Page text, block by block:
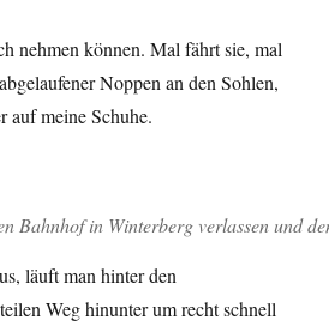
nehmen können. Mal fährt sie, mal
Noppen an den Sohlen,
auf meine Schuhe.
Bahnhof in Winterberg verlassen und
läuft man hinter den
Weg hinunter um recht schnell